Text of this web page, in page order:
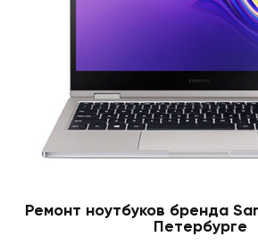
Ремонт ноутбуков бренда
Петербурге